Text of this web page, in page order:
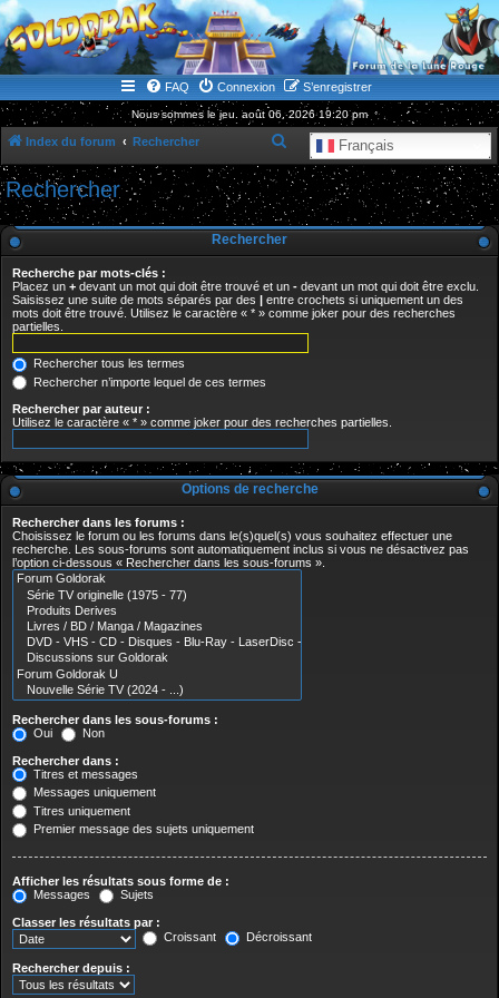
WWW.GOLDORAKGO.COM
le site de la Lune Rouge
FAQ Connexion S’enregistrer
Nous sommes le jeu. août 06, 2026 19:20 pm
Index du forum Rechercher Français
e
c
h
c
e
Rechercher
Rechercher
Recherche par mots-clés :
Placez un + devant un mot qui doit être trouvé et un - devant un mot qui doit être exclu.
Saisissez une suite de mots séparés par des | entre crochets si uniquement un des
mots doit être trouvé. Utilisez le caractère « * » comme joker pour des recherches
partielles.
Rechercher tous les termes
Rechercher n’importe lequel de ces termes
Rechercher par auteur :
Utilisez le caractère « * » comme joker pour des recherches partielles.
Options de recherche
Rechercher dans les forums :
Choisissez le forum ou les forums dans le(s)quel(s) vous souhaitez effectuer une
recherche. Les sous-forums sont automatiquement inclus si vous ne désactivez pas
l’option ci-dessous « Rechercher dans les sous-forums ».
Rechercher dans les sous-forums :
Oui
Non
Rechercher dans :
Titres et messages
Messages uniquement
Titres uniquement
Premier message des sujets uniquement
Afficher les résultats sous forme de :
Messages
Sujets
Classer les résultats par :
Croissant
Décroissant
Rechercher depuis :